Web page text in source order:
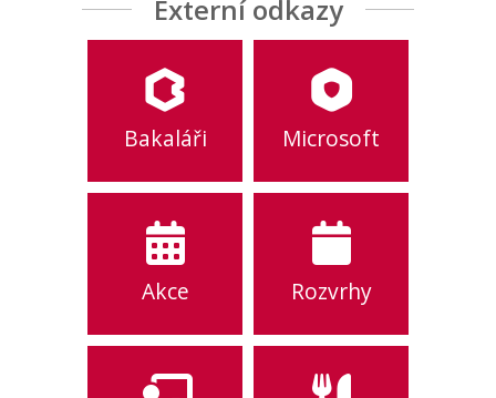
Externí odkazy
Bakaláři Microsoft
Akce Rozvrhy